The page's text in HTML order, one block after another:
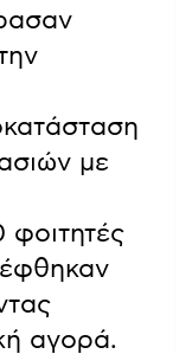
με
φοιτητές
αγορά.